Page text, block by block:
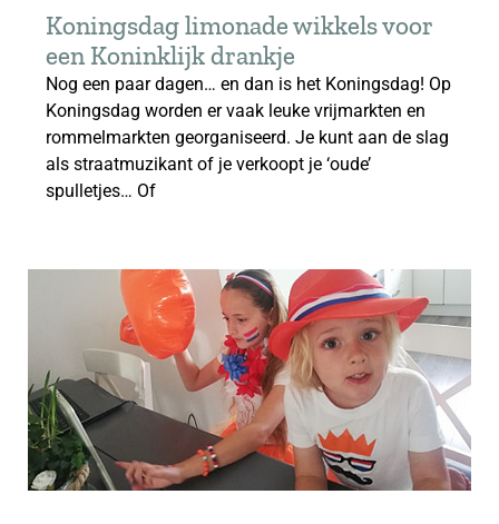
Koningsdag limonade wikkels voor
een Koninklijk drankje
Nog een paar dagen… en dan is het Koningsdag! Op
Koningsdag worden er vaak leuke vrijmarkten en
rommelmarkten georganiseerd. Je kunt aan de slag
als straatmuzikant of je verkoopt je ‘oude’
spulletjes… Of